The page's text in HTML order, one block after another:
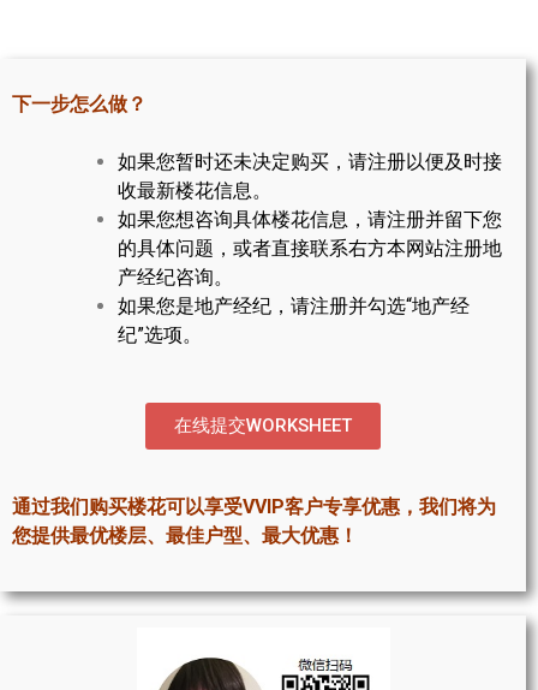
楼花地图
楼花转让专区
多伦多市中心楼花项目
怡陶碧谷社区介绍
怡陶碧谷楼花项目
北约克楼花项目
世嘉堡楼花项目
密西沙加社区介绍
密西沙加楼花项目
奥克维尔社区介绍
奥克维尔楼花项目
下一步怎么做？
如果您暂时还未决定购买，请注册以便及时接
收最新楼花信息。
如果您想咨询具体楼花信息，请注册并留下您
的具体问题，或者直接联系右方本网站注册地
产经纪咨询。
如果您是地产经纪，请注册并勾选“地产经
纪”选项。
在线提交WORKSHEET
通过我们购买楼花可以享受VVIP客户专享优惠，我们将为
您提供最优楼层、最佳户型、最大优惠！